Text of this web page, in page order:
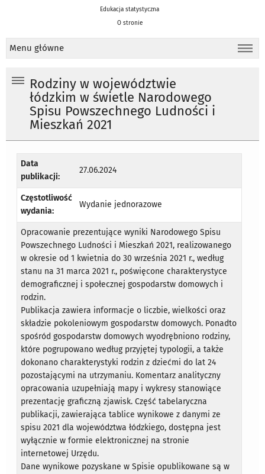
Edukacja statystyczna
O stronie
Menu główne
Rodziny w województwie
łódzkim w świetle Narodowego
Spisu Powszechnego Ludności i
Mieszkań 2021
Data
publikacji:
27.06.2024
Częstotliwość
wydania:
Wydanie jednorazowe
Opracowanie prezentujące wyniki Narodowego Spisu
Powszechnego Ludności i Mieszkań 2021, realizowanego
w okresie od 1 kwietnia do 30 września 2021 r., według
stanu na 31 marca 2021 r., poświęcone charakterystyce
demograficznej i społecznej gospodarstw domowych i
rodzin.
Publikacja zawiera informacje o liczbie, wielkości oraz
składzie pokoleniowym gospodarstw domowych. Ponadto
spośród gospodarstw domowych wyodrębniono rodziny,
które pogrupowano według przyjętej typologii, a także
dokonano charakterystyki rodzin z dziećmi do lat 24
pozostającymi na utrzymaniu. Komentarz analityczny
opracowania uzupełniają mapy i wykresy stanowiące
prezentację graficzną zjawisk. Część tabelaryczna
publikacji, zawierająca tablice wynikowe z danymi ze
spisu 2021 dla województwa łódzkiego, dostępna jest
wyłącznie w formie elektronicznej na stronie
internetowej Urzędu.
Dane wynikowe pozyskane w Spisie opublikowane są w